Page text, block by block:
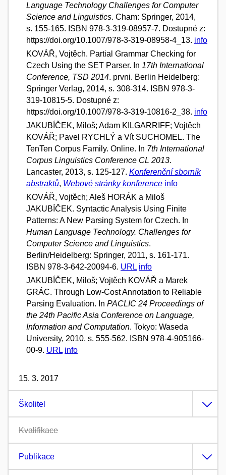
Language Technology Challenges for Computer
Science and Linguistics. Cham: Springer, 2014,
s. 155-165. ISBN 978-3-319-08957-7. Dostupné z:
https://doi.org/10.1007/978-3-319-08958-4_13. info
KOVÁŘ, Vojtěch. Partial Grammar Checking for
Czech Using the SET Parser. In 17th International
Conference, TSD 2014. prvni. Berlin Heidelberg:
Springer Verlag, 2014, s. 308-314. ISBN 978-3-
319-10815-5. Dostupné z:
https://doi.org/10.1007/978-3-319-10816-2_38. info
JAKUBÍČEK, Miloš; Adam KILGARRIFF; Vojtěch
KOVÁŘ; Pavel RYCHLÝ a Vít SUCHOMEL. The
TenTen Corpus Family. Online. In 7th International
Corpus Linguistics Conference CL 2013.
Lancaster, 2013, s. 125-127. Konferenční sborník
abstraktů, Webové stránky konference info
KOVÁŘ, Vojtěch; Aleš HORÁK a Miloš
JAKUBÍČEK. Syntactic Analysis Using Finite
Patterns: A New Parsing System for Czech. In
Human Language Technology. Challenges for
Computer Science and Linguistics.
Berlin/Heidelberg: Springer, 2011, s. 161-171.
ISBN 978-3-642-20094-6. URL info
JAKUBÍČEK, Miloš; Vojtěch KOVÁŘ a Marek
GRÁC. Through Low-Cost Annotation to Reliable
Parsing Evaluation. In PACLIC 24 Proceedings of
the 24th Pacific Asia Conference on Language,
Information and Computation. Tokyo: Waseda
University, 2010, s. 555-562. ISBN 978-4-905166-
00-9. URL info
15. 3. 2017
Školitel
Kvalifikace
Publikace